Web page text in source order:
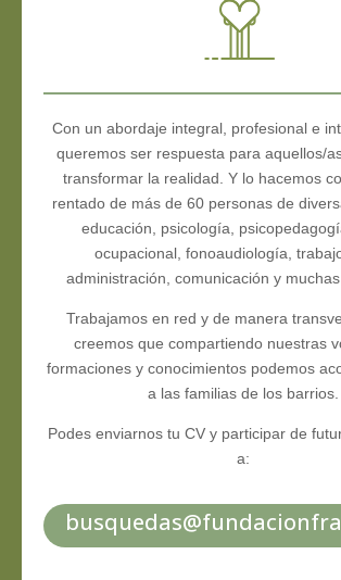
Con un abordaje integral, profesional e
queremos ser respuesta para aquellos/
transformar la realidad. Y lo hacemos
rentado de más de 60 personas de
educación, psicología,
ocupacional, fonoaudiología,
administración, comunicación y
Trabajamos en red y de manera
creemos que compartiendo nuestras
formaciones y conocimientos podemos
a las familias de los barrios.
Podes enviarnos tu CV y participar de
a: